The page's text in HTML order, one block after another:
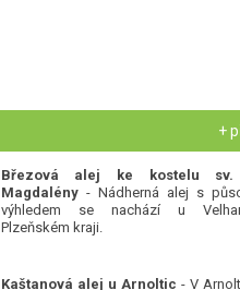
+
Březová alej ke kostelu
Magdalény- Nádherná alej s
výhledem se nachází u
Plzeňském kraji.
Kaštanová alej u Arnoltic - V